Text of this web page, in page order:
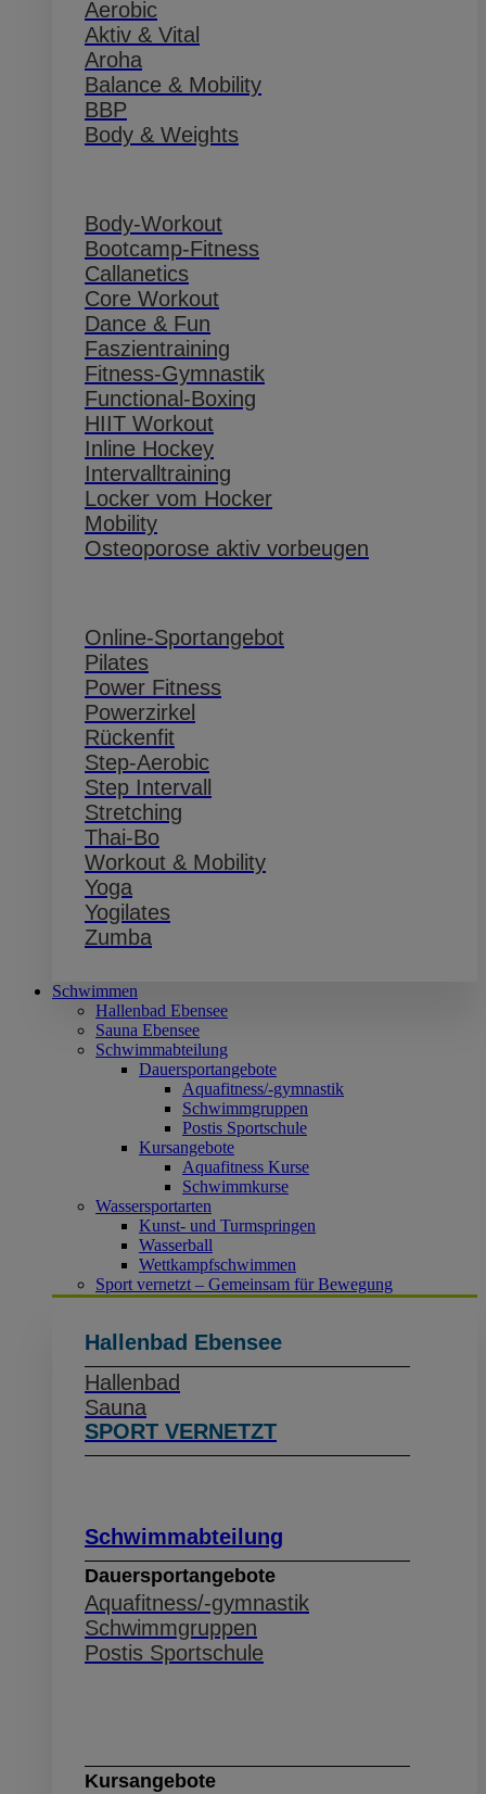
Aerobic
Aktiv & Vital
Aroha
Balance & Mobility
BBP
Body & Weights
Body-Workout
Bootcamp-Fitness
Callanetics
Core Workout
Dance & Fun
Faszientraining
Fitness-Gymnastik
Functional-Boxing
HIIT Workout
Inline Hockey
Intervalltraining
Locker vom Hocker
Mobility
Osteoporose aktiv vorbeugen
Online-Sportangebot
Pilates
Power Fitness
Powerzirkel
Rückenfit
Step-Aerobic
Step Intervall
Stretching
Thai-Bo
Workout & Mobility
Yoga
Yogilates
Zumba
Schwimmen
Hallenbad Ebensee
Sauna Ebensee
Schwimmabteilung
Dauersportangebote
Aquafitness/-gymnastik
Schwimmgruppen
Postis Sportschule
Kursangebote
Aquafitness Kurse
Schwimmkurse
Wassersportarten
Kunst- und Turmspringen
Wasserball
Wettkampfschwimmen
Sport vernetzt – Gemeinsam für Bewegung
Hallenbad Ebensee
Hallenbad
Sauna
SPORT VERNETZT
Schwimmabteilung
Dauersportangebote
Aquafitness/-gymnastik
Schwimmgruppen
Postis Sportschule
Kursangebote